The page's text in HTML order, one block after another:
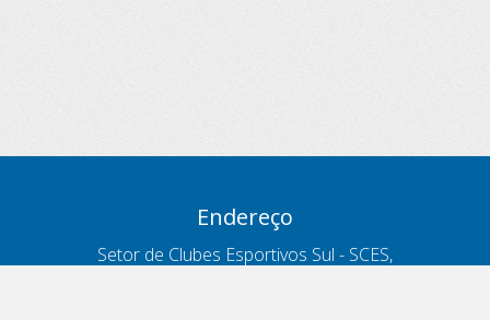
Endereço
Setor de Clubes Esportivos Sul - SCES,